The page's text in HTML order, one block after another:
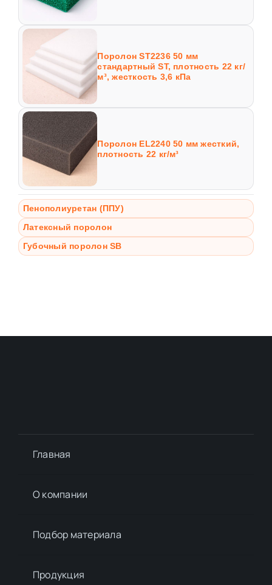
Поролон ST2236 50 мм
стандартный ST, плотность 22 кг/
м³, жесткость 3,6 кПа
Поролон EL2240 50 мм жесткий,
плотность 22 кг/м³
Пенополиуретан (ППУ)
Латексный поролон
Губочный поролон SB
Главная
О компании
Подбор материалa
Продукция